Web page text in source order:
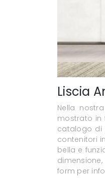
Liscia
Nella
mostrato in
catalogo di
contenitori
bella e
form per